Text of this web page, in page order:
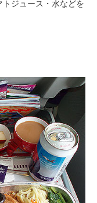
ジュース・水などを